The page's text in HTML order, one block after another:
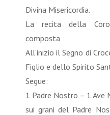
Divina Misericordia.
La recita della
composta
All’inizio il Segno di
Figlio e dello Spirito
Segue:
1 Padre Nostro – 1 Ave
sui grani del Padre